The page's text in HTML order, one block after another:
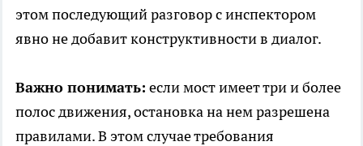
этом последующий разговор с инспектором
явно не добавит конструктивности в диалог.
Важно понимать: если мост имеет три и более
полос движения, остановка на нем разрешена
правилами. В этом случае требования